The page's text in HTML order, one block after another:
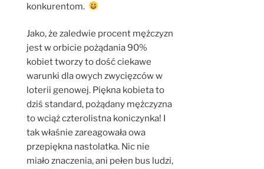
konkurentom.
Jako, że zaledwie procent mężczyzn
jest w orbicie pożądania 90%
kobiet tworzy to dość ciekawe
warunki dla owych zwycięzców w
loterii genowej. Piękna kobieta to
dziś standard, pożądany mężczyzna
to wciąż czterolistna koniczynka! I
tak właśnie zareagowała owa
przepiękna nastolatka. Nic nie
miało znaczenia, ani pełen bus ludzi,